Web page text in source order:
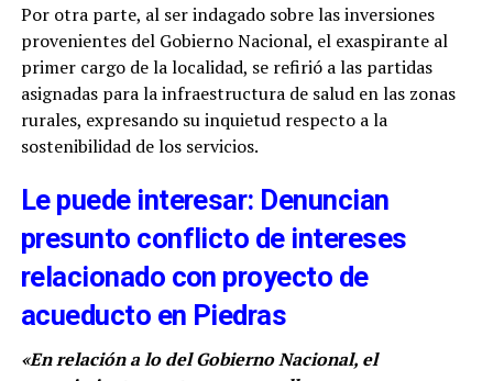
Por otra parte, al ser indagado sobre las inversiones
provenientes del Gobierno Nacional, el exaspirante al
primer cargo de la localidad, se refirió a las partidas
asignadas para la infraestructura de salud en las zonas
rurales, expresando su inquietud respecto a la
sostenibilidad de los servicios.
Le puede interesar: Denuncian
presunto conflicto de intereses
relacionado con proyecto de
acueducto en Piedras
«En relación a lo del Gobierno Nacional, el